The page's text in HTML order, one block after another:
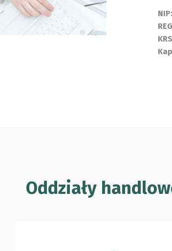
NIP:
Oddziały